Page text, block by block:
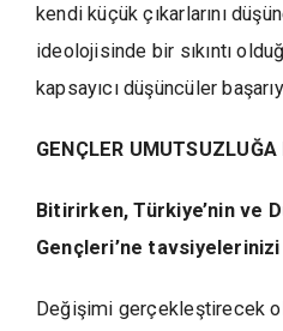
kendi küçük çıkarlarını
ideolojisinde bir sıkıntı
kapsayıcı düşüncüler
GENÇLER
Bitirirken, Türkiye’nin ve
Gençleri’ne
Değişimi gerçekleştirecek